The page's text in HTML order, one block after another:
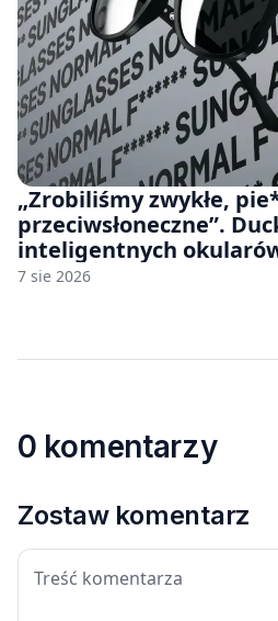
„Zrobiliśmy zwykłe,
przeciwsłoneczne”.
inteligentnych
7 sie 2026
0 komentarzy
Zostaw komentarz